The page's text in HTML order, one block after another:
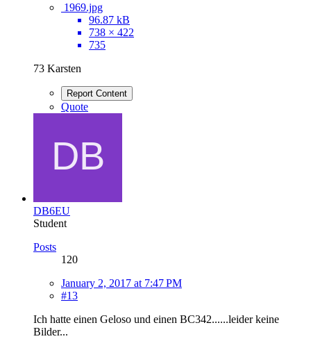
1969.jpg
96.87 kB
738 × 422
735
73 Karsten
Report Content
Quote
DB6EU
Student
Posts
120
January 2, 2017 at 7:47 PM
#13
Ich hatte einen Geloso und einen BC342......leider keine
Bilder...